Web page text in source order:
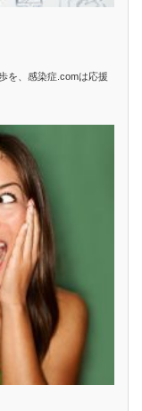
を、感染症.comは応援